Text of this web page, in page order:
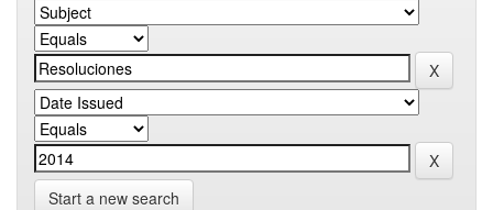
Start a new search